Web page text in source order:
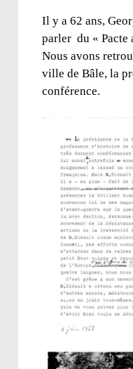
Il y a 62 ans,
parler du « Pacte
Nous avons
ville de Bâle, la
conférence.